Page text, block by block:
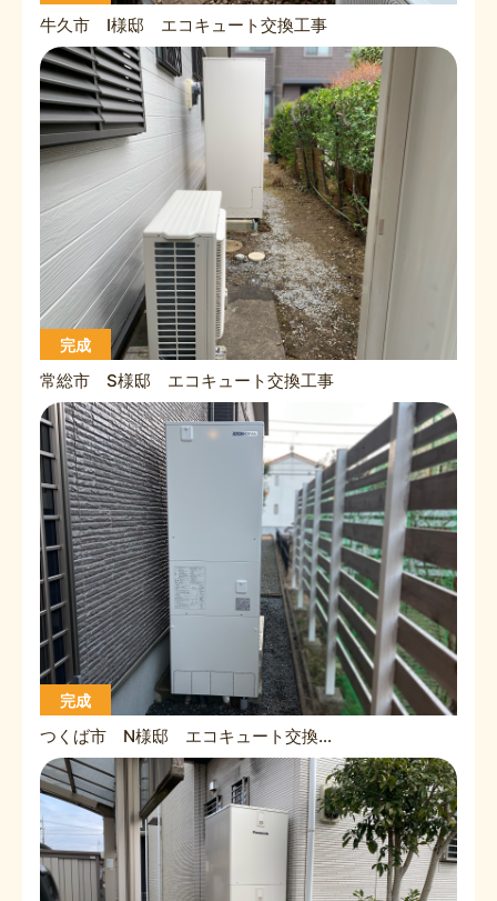
牛久市 I様邸 エコキュート交換工事
完成
常総市 S様邸 エコキュート交換工事
完成
つくば市 N様邸 エコキュート交換工事